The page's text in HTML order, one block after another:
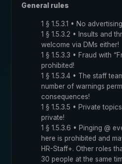
General rules
1 § 1.5.3.1 • No
1 § 1.5.3.2 • Insults and
welcome via DMs either!
1 § 1.5.3.3 • Fraud with
prohibited!
1 § 1.5.3.4 • The staff
number of warnings
consequences!
1 § 1.5.3.5 • Private
private!
1 § 1.5.3.6 • Pinging @
here is prohibited and
HR-Staff+. Other roles
30 people at the same